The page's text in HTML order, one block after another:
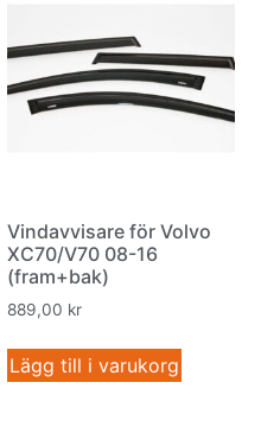
Vindavvisare för Volvo
XC70/V70 08-16
(fram+bak)
889,00 kr
Lägg till i varukorg